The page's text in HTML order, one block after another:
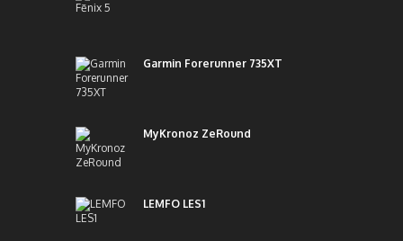
Garmin Forerunner 735XT
MyKronoz ZeRound
LEMFO LES1